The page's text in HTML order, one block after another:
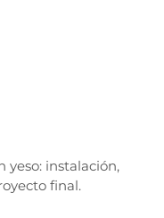
yeso: instalación,
final.